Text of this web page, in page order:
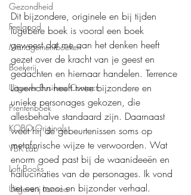
Gezondheid
Feelgood
Managementboeken
Boekerij
Uitgever Business Contact
Prentenboek
KOBO Originals
VBK Lab
Loft Books
Uitgeverij Lannoo
Dit bijzondere, originele en bij tijden
lugubere boek is vooral een boek
geweest dat me aan het denken heeft
gezet over de kracht van je geest en
gedachten en hiernaar handelen. Terrence
Lauerhohn heeft twee bijzondere en
unieke personages gekozen, die
allesbehalve standaard zijn. Daarnaast
weet hij de gebeurtenissen soms op
metaforische wijze te verwoorden. Wat
enorm goed past bij de waanideeën en
hallucinaties van de personages. Ik vond
het een mooi en bijzonder verhaal.